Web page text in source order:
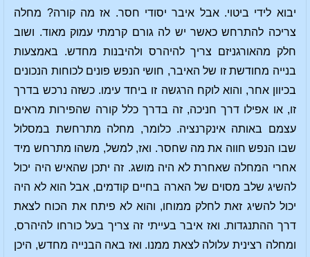
יבוא לידי ביטוי. אבל איבר יסודי חסר. אז מה קורה? מחלה
צריכה להתרחש כאשר יש לה גורם קרמתי עמוק מאוד. ושוב
חלק מהאורגניזם צריך להיהרס ולהיבנות מחדש. באמצעות
בנייה מחודשת זו של האיבר, חושי הנפש פונים לכוחות הנכונים
בכיוון אחר, והוא לוקח הרגשה זו ביחד עימו. כשזה נרכש בדרך
זו, או אפילו דרך חניכה, זה בדרך כלל קורה שהפירות מראים
עצמם באותה אינקרנציה. כלומר, מחלה מתרחשת במסלול
שבו הנפש חווה את מה שחסר. ואז, למשל, משהו מתרחש מיד
אחרי המחלה שאחרת לא היה מושג. זה יתכן שהאיש היה יכול
להשיג שלב מסוים של הארה בחיים קודמים, אבל הוא לא היה
יכול להשיג זאת לחלק ממוחו, והוא לא פיתח את הכוח לצאת
דרך ההתנגדות. ואז איבר בעייתי זה צריך בעל כורחו להיהרס,
ומחלה רצינית עלולה לצאת ממנו. ואז באה הבנייה מחדש, היכן